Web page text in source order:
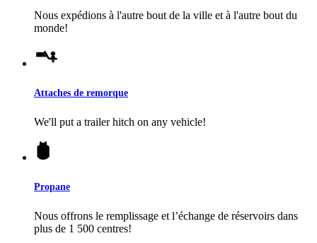
Nous expédions à l'autre bout de la ville et à l'autre bout du
monde!
Attaches de remorque
We'll put a trailer hitch on any vehicle!
Propane
Nous offrons le remplissage et l’échange de réservoirs dans
plus de 1 500 centres!